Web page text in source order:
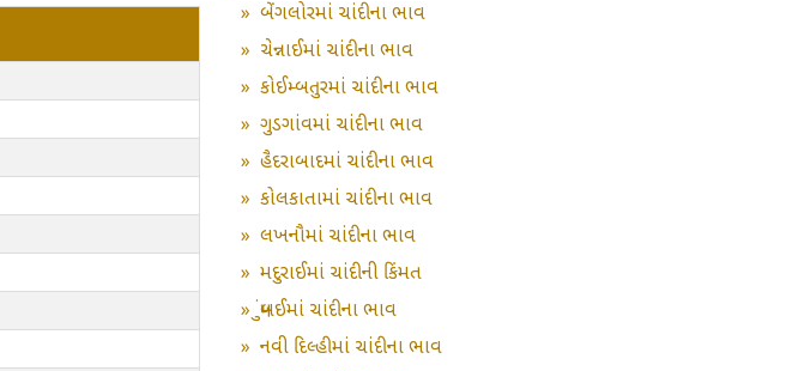
» બેંગલોરમાં ચાંદીના ભાવ
» ચેન્નાઈમાં ચાંદીના ભાવ
» કોઈમ્બતુરમાં ચાંદીના ભાવ
» ગુડગાંવમાં ચાંદીના ભાવ
» હૈદરાબાદમાં ચાંદીના ભાવ
» કોલકાતામાં ચાંદીના ભાવ
» લખનૌમાં ચાંદીના ભાવ
» મદુરાઈમાં ચાંદીની કિંમત
»મુંબઈમાં ચાંદીના ભાવ
» નવી દિલ્હીમાં ચાંદીના ભાવ